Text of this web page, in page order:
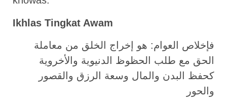
Ikhlas Tingkat Awam
فإخلاص العوام: هو إخراج الخلق من معاملة
الحق مع طلب الحظوظ الدنيوية والأخروية
كحفظ البدن والمال وسعة الرزق والقصور
والحور